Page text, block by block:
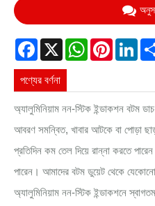
Facebook
X WhatsAppPinterest
পণ্যের বর্ণনা
অ্যালুমিনিয়াম নন-স্টিক ইন্ডাকশন বটম
আবরণ সমন্বিত, খাবার আটকে বা পোড়া
প্রতিদিন কম তেল দিয়ে রান্না করতে
পারেন। আমাদের বটম ডুয়েট থেকে
অ্যালুমিনিয়াম নন-স্টিক ইন্ডাকশনে